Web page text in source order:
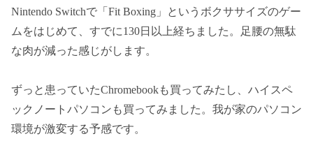
Nintendo Switchで「Fit Boxing」というボクササイズのゲー
ムをはじめて、すでに130日以上経ちました。足腰の無駄
な肉が減った感じがします。
ずっと患っていたChromebookも買ってみたし、ハイスペ
ックノートパソコンも買ってみました。我が家のパソコン
環境が激変する予感です。